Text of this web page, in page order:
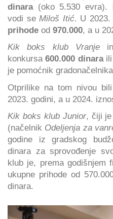
dinara(oko 5.530 evra).
vodi seMiloš Itić. U 2023.
prihode od 970.000, a u
Kik boks klub Vranje
konkursa600.000 dinaraili
je pomoćnik
Otprilike na tom nivou
2023. godini, a u 2024.
Kik boks klub Junior, čiji
(načelnik Odeljenja za
godine iz gradskog
dinara za sprovođenje
klub je, prema godišnjem
ukupne prihode od
dinara.